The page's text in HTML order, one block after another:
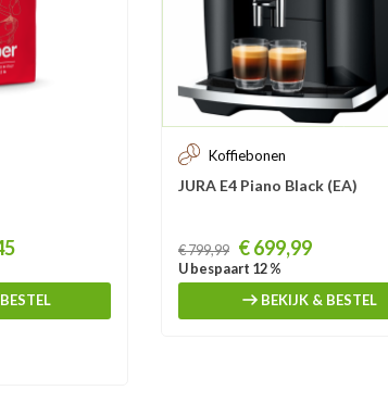
Koffiebonen
JURA E4 Piano Black (EA)
Prijs
€ 799,99 € 699,99
U bespaart 12 %
BEKIJK & BESTEL